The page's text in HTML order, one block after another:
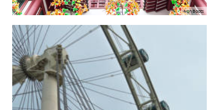
Ivon Boots